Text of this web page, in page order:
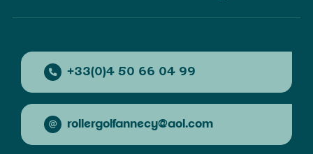
+33(0)4 50 66 04 99
rollergolfannecy@aol.com